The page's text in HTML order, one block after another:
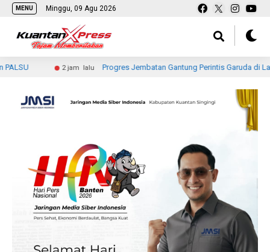
MENU Minggu, 09 Agu 2026
2 jam lalu Progres Jembatan Gantung Perintis Garuda di Lahang